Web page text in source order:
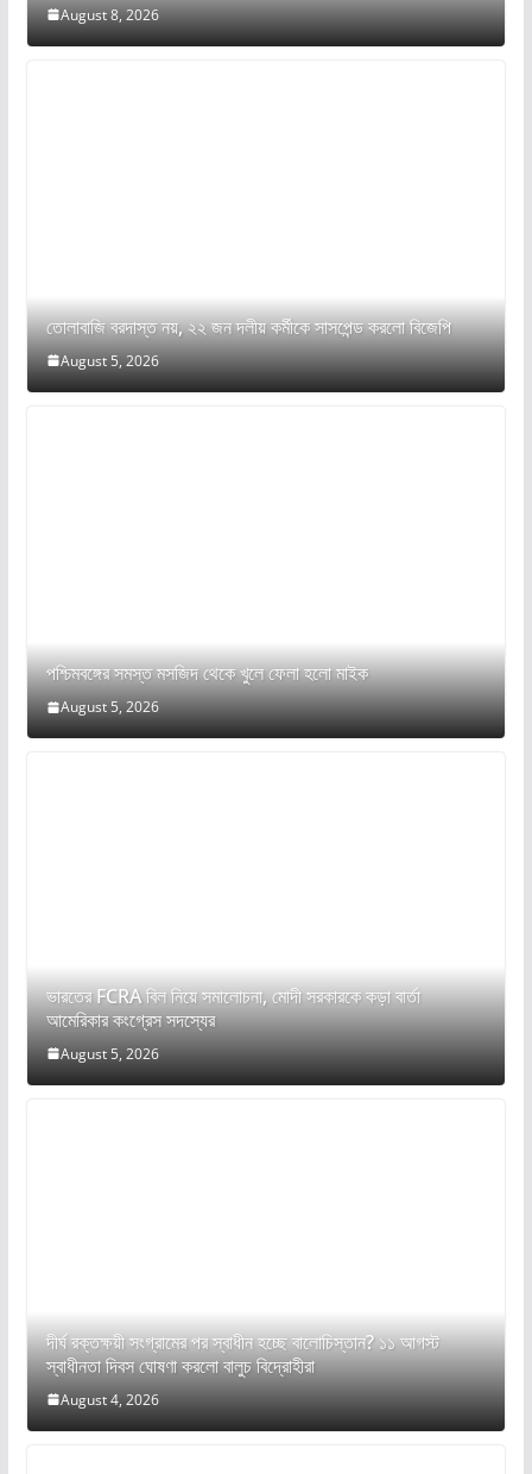
August 8, 2026
তোলাবাজি বরদাস্ত নয়, ২২ জন দলীয় কর্মীকে সাসপেন্ড করলো বিজেপি
August 5, 2026
পশ্চিমবঙ্গের সমস্ত মসজিদ থেকে খুলে ফেলা হলো মাইক
August 5, 2026
ভারতের FCRA বিল নিয়ে সমালোচনা, মোদী সরকারকে কড়া বার্তা
আমেরিকার কংগ্রেস সদস্যের
August 5, 2026
দীর্ঘ রক্তক্ষয়ী সংগ্রামের পর স্বাধীন হচ্ছে বালোচিস্তান? ১১ আগস্ট
স্বাধীনতা দিবস ঘোষণা করলো বালুচ বিদ্রোহীরা
August 4, 2026